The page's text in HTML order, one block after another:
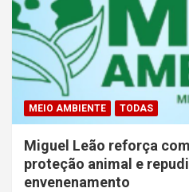
MEIO AMBIENTE TODAS
Miguel Leão reforça
proteção animal e
envenenamento